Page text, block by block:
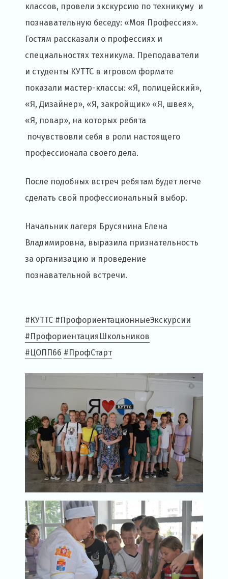
классов, провели экскурсию по техникуму и
познавательную беседу: «Моя Профессия».
Гостям рассказали о профессиях и
специальностях техникума. Преподаватели
и студенты КУТТС в игровом формате
показали мастер-классы: «Я, полицейский»,
«Я, Дизайнер», «Я, закройщик» «Я, швея»,
«Я, повар», на которых ребята
почувствовли себя в роли настоящего
профессионала своего дела.
После подобных встреч ребятам будет легче
сделать свой профессиональный выбор.
Начальник лагеря Брусянина Елена
Владимировна, выразила признательность
за организацию и проведение
познавательной встречи.
#КУТТС #ПрофориентационныеЭкскурсии
#ПрофориентацияШкольников
#ЦОПП66 #ПрофСтарт